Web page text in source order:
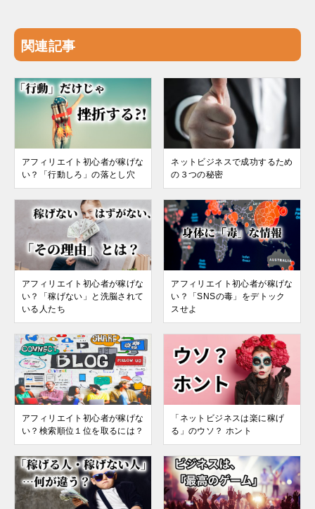
関連記事
アフィリエイト初心者が稼げな
い？「行動しろ」の落とし穴
ネットビジネスで成功するため
の３つの秘密
アフィリエイト初心者が稼げな
い？「稼げない」と洗脳されて
いる人たち
アフィリエイト初心者が稼げな
い？「SNSの毒」をデトック
スせよ
アフィリエイト初心者が稼げな
い？検索順位１位を取るには？
「ネットビジネスは楽に稼げ
る」のウソ？ ホント